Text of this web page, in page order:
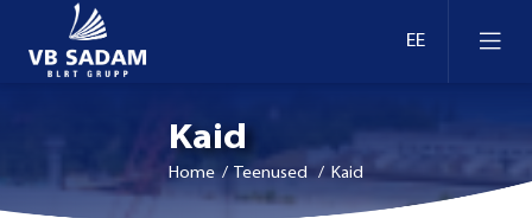
Kaid
Home / Teenused / Kaid